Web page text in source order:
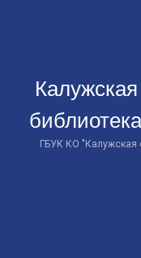
ГБУК КО "Калужская